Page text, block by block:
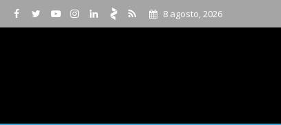
8 agosto, 2026